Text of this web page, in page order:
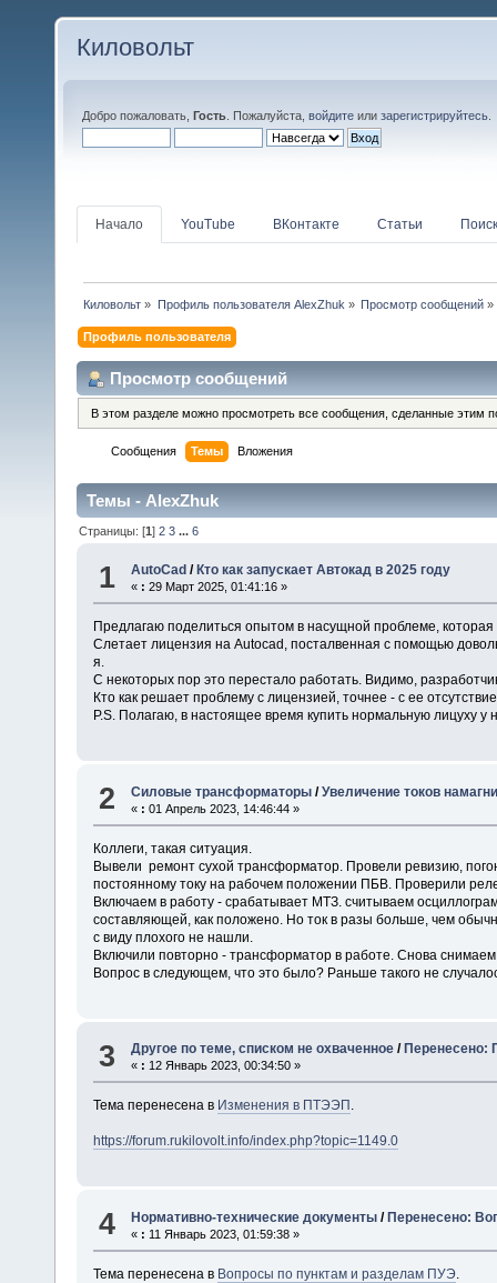
Киловольт
Добро пожаловать, Гость . Пожалуйста, войдите или зарегистрируйтесь
Начало YouTube ВКонтакте Статьи Поиск
Киловольт » Профиль пользователя AlexZhuk » Просмотр сообщений»
Профиль пользователя
Просмотр сообщений
В этом разделе можно просмотреть все сообщения, сделанные этим
Сообщения Темы Вложения
Темы - AlexZhuk
Страницы: [1]2 3 ...6
1 AutoCad / Кто как запускает Автокад в 2025 году
« : 29 Март 2025, 01:41:16 »
Предлагаю поделиться опытом в насущной проблеме,
Слетает лицензия на Autocad, посталвенная с помощью
я.
С некоторых пор это перестало работать. Видимо,
Кто как решает проблему с лицензией, точнее - с ее
P.S. Полагаю, в настоящее время купить нормальную лицуху у
2 Силовые трансформаторы /Увеличение токов
« : 01 Апрель 2023, 14:46:44 »
Коллеги, такая ситуация.
Вывели ремонт сухой трансформатор. Провели ревизию,
постоянному току на рабочем положении ПБВ. Проверили
Включаем в работу - срабатывает МТЗ. считываем
составляющей, как положено. Но ток в разы больше, чем
с виду плохого не нашли.
Включили повторно - трансформатор в работе. Снова
Вопрос в следующем, что это было? Раньше такого не
3 Другое по теме, списком не охваченное / Перенесено:
« : 12 Январь 2023, 00:34:50 »
Тема перенесена в Изменения в ПТЭЭП .
https://forum.rukilovolt.info/index.php?topic=1149.0
4 Нормативно-технические документы /Перенесено:
« : 11 Январь 2023, 01:59:38 »
Тема перенесена в Вопросы по пунктам и разделам ПУЭ.